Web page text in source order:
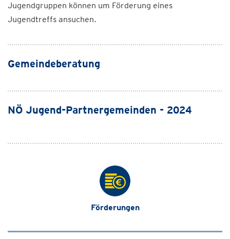
Jugendgruppen können um Förderung eines
Jugendtreffs ansuchen.
Gemeindeberatung
NÖ Jugend-Partnergemeinden - 2024
Förderungen